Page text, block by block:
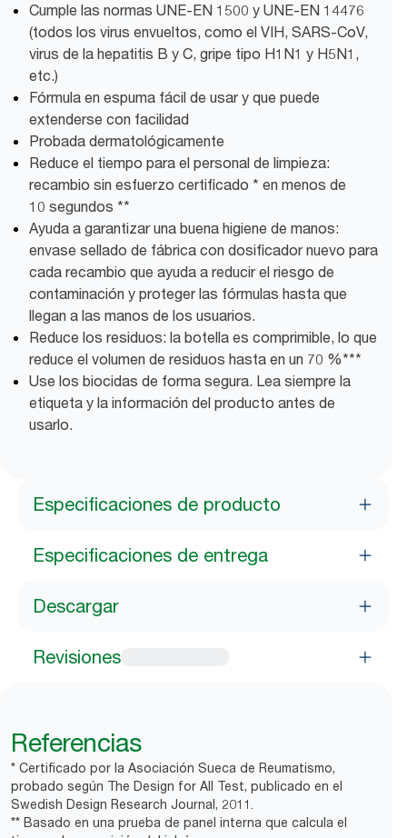
Cumple las normas UNE-EN 1500 y UNE-EN 14476
(todos los virus envueltos, como el VIH, SARS-CoV,
virus de la hepatitis B y C, gripe tipo H1N1 y H5N1,
etc.)
Fórmula en espuma fácil de usar y que puede
extenderse con facilidad
Probada dermatológicamente
Reduce el tiempo para el personal de limpieza:
recambio sin esfuerzo certificado * en menos de
10 segundos **
Ayuda a garantizar una buena higiene de manos:
envase sellado de fábrica con dosificador nuevo para
cada recambio que ayuda a reducir el riesgo de
contaminación y proteger las fórmulas hasta que
llegan a las manos de los usuarios.
Reduce los residuos: la botella es comprimible, lo que
reduce el volumen de residuos hasta en un 70 %***
Use los biocidas de forma segura. Lea siempre la
etiqueta y la información del producto antes de
usarlo.
Especificaciones de producto
Especificaciones de entrega
Descargar
Revisiones
Referencias
* Certificado por la Asociación Sueca de Reumatismo,
probado según The Design for All Test, publicado en el
Swedish Design Research Journal, 2011.
** Basado en una prueba de panel interna que calcula el